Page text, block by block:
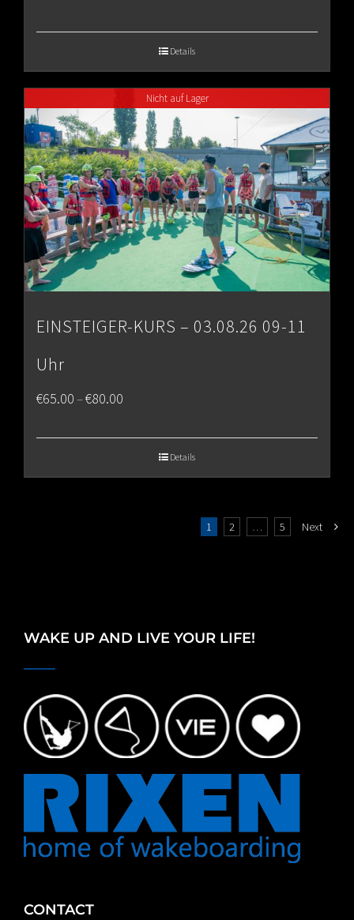
€80.00
Details
Nicht auf Lager
EINSTEIGER-KURS – 03.08.26 09-11
Uhr
€65.00–€80.00
Details
1 2 … 5 Next
WAKE UP AND LIVE YOUR LIFE!
CONTACT